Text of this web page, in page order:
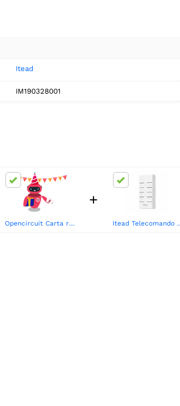
Itead
IM190328001
Opencircuit Carta regalo
+
Itead